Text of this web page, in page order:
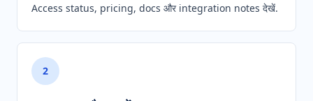
Access status, pricing, docs और integration notes देखें.
2